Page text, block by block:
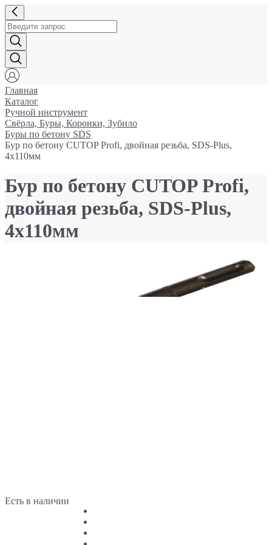
Главная
Каталог
Ручной инструмент
Свёрла, Буры, Коронки, Зубило
Буры по бетону SDS
Бур по бетону CUTOP Profi, двойная резьба, SDS-Plus,
4х110мм
Бур по бетону CUTOP Profi,
двойная резьба, SDS-Plus,
4х110мм
Есть в наличии